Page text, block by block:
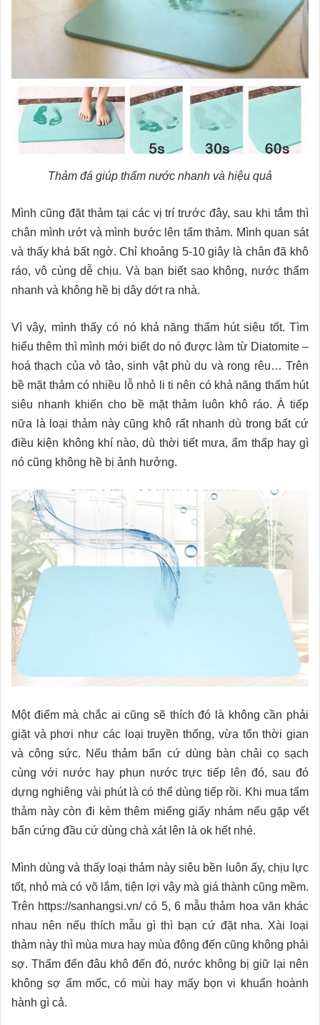
Thảm đá giúp thấm nước nhanh và hiệu quả
Mình cũng đặt thảm tại các vị trí trước đây, sau khi tắm thì
chân mình ướt và mình bước lên tấm thảm. Mình quan sát
và thấy khá bất ngờ. Chỉ khoảng 5-10 giây là chân đã khô
ráo, vô cùng dễ chịu. Và bạn biết sao không, nước thấm
nhanh và không hề bị dây dớt ra nhà.
Vì vậy, mình thấy có nó khả năng thấm hút siêu tốt. Tìm
hiểu thêm thì mình mới biết do nó được làm từ Diatomite –
hoá thạch của vỏ tảo, sinh vật phù du và rong rêu… Trên
bề mặt thảm có nhiều lỗ nhỏ li ti nên có khả năng thấm hút
siêu nhanh khiến cho bề mặt thảm luôn khô ráo. À tiếp
nữa là loại thảm này cũng khô rất nhanh dù trong bất cứ
điều kiện không khí nào, dù thời tiết mưa, ẩm thấp hay gì
nó cũng không hề bị ảnh hưởng.
Một điểm mà chắc ai cũng sẽ thích đó là không cần phải
giặt và phơi như các loại truyền thống, vừa tốn thời gian
và công sức. Nếu thảm bẩn cứ dùng bàn chải cọ sạch
cùng với nước hay phun nước trực tiếp lên đó, sau đó
dựng nghiêng vài phút là có thể dùng tiếp rồi. Khi mua tấm
thảm này còn đi kèm thêm miếng giấy nhám nếu gặp vết
bẩn cứng đầu cứ dùng chà xát lên là ok hết nhé.
Mình dùng và thấy loại thảm này siêu bền luôn ấy, chịu lực
tốt, nhỏ mà có võ lắm, tiện lợi vậy mà giá thành cũng mềm.
Trên https://sanhangsi.vn/ có 5, 6 mẫu thảm hoa văn khác
nhau nên nếu thích mẫu gì thì bạn cứ đặt nha. Xài loại
thảm này thì mùa mưa hay mùa đông đến cũng không phải
sợ. Thấm đến đâu khô đến đó, nước không bị giữ lại nên
không sợ ẩm mốc, có mùi hay mấy bọn vi khuẩn hoành
hành gì cả.